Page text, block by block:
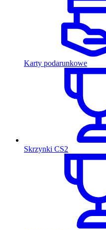
Karty podarunkowe
Skrzynki CS2